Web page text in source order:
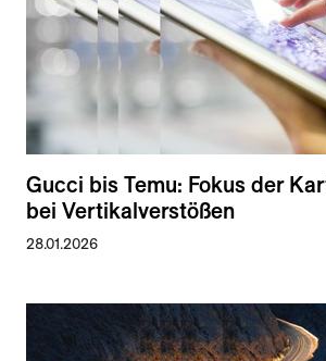
Gucci bis Temu: Fokus der
bei Vertikalverstößen
28.01.2026